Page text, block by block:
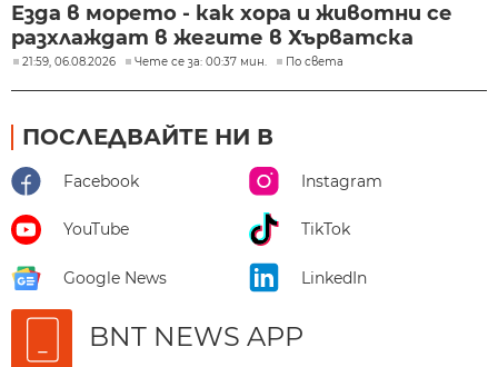
Езда в морето - как хора и животни се
разхлаждат в жегите в Хърватска
21:59, 06.08.2026 Чете се за: 00:37 мин. По света
ПОСЛЕДВАЙТЕ НИ В
Facebook Instagram
YouTube TikTok
Google News LinkedIn
BNT NEWS APP